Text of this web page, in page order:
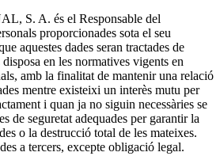
S. A. és el Responsable del
proporcionades sota el seu
aquestes dades seran tractades de
en les normatives vigents en
amb la finalitat de mantenir una relació
mentre existeixi un interès mutu per
i quan ja no siguin necessàries se
de seguretat adequades per garantir la
o la destrucció total de les mateixes.
a tercers, excepte obligació legal.